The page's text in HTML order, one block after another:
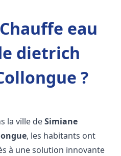
eau
dietrich
?
la ville deSimiane
, les habitants ont
à une solution innovante